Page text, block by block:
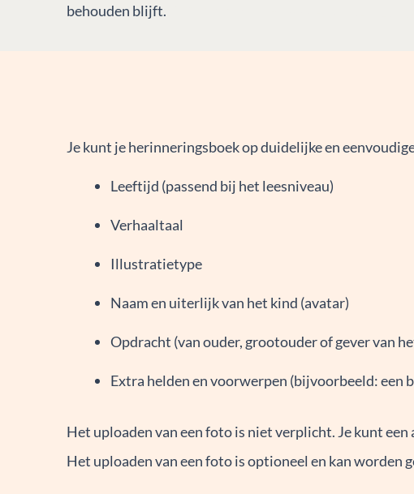
behouden blijft.
Je kunt je herinneringsboek op duidelijke en
Leeftijd (passend bij het leesniveau)
Verhaaltaal
Illustratietype
Naam en uiterlijk van het kind (avatar)
Opdracht (van ouder, grootouder of gever van
Extra helden en voorwerpen (bijvoorbeeld: een
Het uploaden van een foto is niet verplicht. Je kunt
Het uploaden van een foto is optioneel en kan worden